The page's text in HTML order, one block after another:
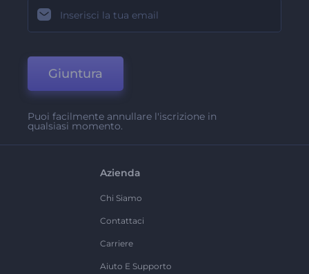
Giuntura
Puoi facilmente annullare l'iscrizione in
qualsiasi momento.
Azienda
Chi Siamo
Contattaci
Carriere
Aiuto E Supporto